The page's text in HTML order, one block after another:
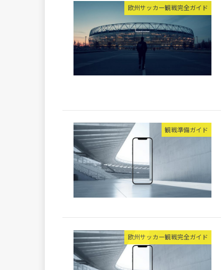
欧州サッカー観戦完全ガイド
観戦準備ガイド
欧州サッカー観戦完全ガイド